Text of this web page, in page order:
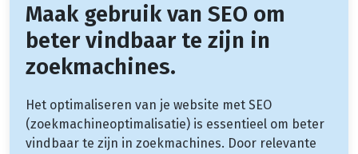
Maak gebruik van SEO om
beter vindbaar te zijn in
zoekmachines.
Het optimaliseren van je website met SEO
(zoekmachineoptimalisatie) is essentieel om beter
vindbaar te zijn in zoekmachines. Door relevante